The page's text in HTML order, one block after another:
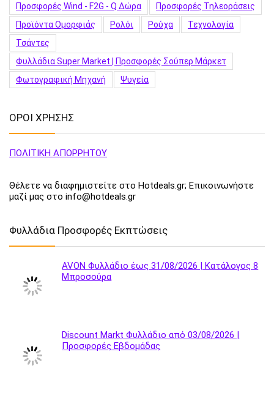
Προσφορές Wind - F2G - Q Δώρα
Προσφορές Τηλεοράσεις
Προϊόντα Ομορφιάς
Ρολόι Ρούχα
Τεχνολογία
Τσάντες
Φυλλάδια Super Market | Προσφορές Σούπερ Μάρκετ
Φωτογραφική Μηχανή
Ψυγεία
ΟΡΟΙ ΧΡΗΣΗΣ
ΠΟΛΙΤΙΚΗ ΑΠΟΡΡΗΤΟΥ
Θέλετε να διαφημιστείτε στο Hotdeals.gr; Επικοινωνήστε
μαζί μας στο info@hotdeals.gr
Φυλλάδια Προσφορές Εκπτώσεις
AVON Φυλλάδιο έως 31/08/2026 | Κατάλογος 8
Μπροσούρα
Discount Markt Φυλλάδιο από 03/08/2026 |
Προσφορές Εβδομάδας